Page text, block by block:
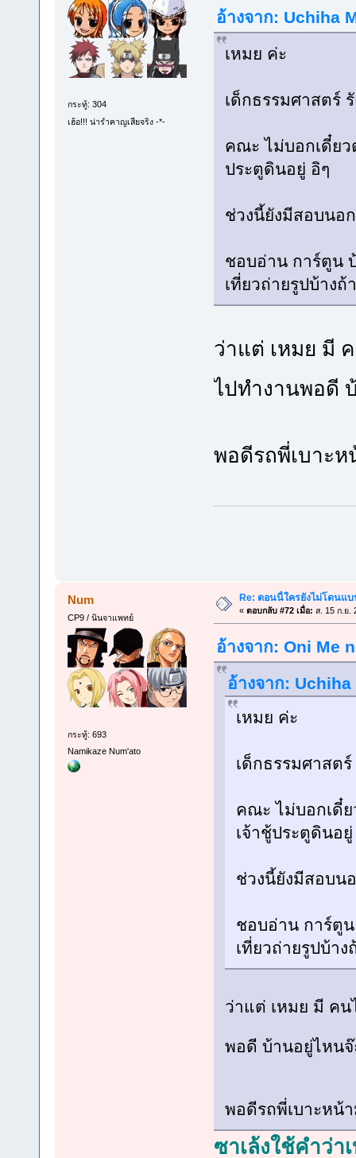
กระทู้: 304
เฮ้อ!!! น่ารำคาญเสียจริง -*-
อ้างจาก: Uchiha
เหมย ค่ะ
เด็กธรรมศาสตร์
คณะ ไม่บอกเดี๋ยว
ประตูดินอยู่ อิๆ
ช่วงนี้ยังมีสอบนอ
ชอบอ่าน การ์ตูน
เที่ยวถ่ายรูปบ้างถ้
ว่าแต่ เหมย มี
ไปทำงานพอดี
พอดีรถพี่เบาะ
Num
CP9 / นินจาแพทย์
กระทู้: 693
Namikaze Num'ato
Re: ตอนนี้ใครยังไม่โดนแ
« ตอบกลับ #72 เมื่อ: ส. 15 ก.ย.
อ้างจาก: Oni Me
อ้างจาก: Uchiha
เหมย ค่ะ
เด็กธรรมศาสตร์
คณะ ไม่บอกเดี๋ย
เจ้าชู้ประตูดินอยู่
ช่วงนี้ยังมีสอบน
ชอบอ่าน การ์ตูน
เที่ยวถ่ายรูปบ้าง
ว่าแต่ เหมย มี คน
พอดี บ้านอยู่ไหน
พอดีรถพี่เบาะหน้
ซาเล้งใช้คำว่า